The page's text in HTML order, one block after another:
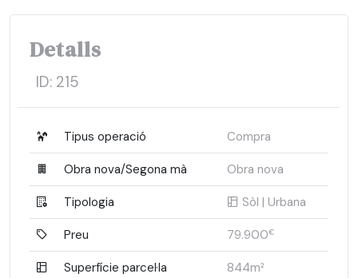
Detalls
ID: 215
Tipus operació Compra
Obra nova/Segona mà Obra nova
Tipologia Sòl | Urbana
Preu 79.900€
Superfície parcel·la 844m²